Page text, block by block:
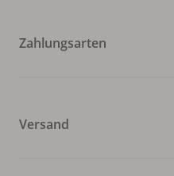
Zahlungsarten
Versand